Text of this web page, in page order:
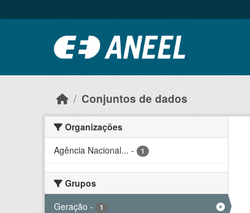
Conjuntos de dados
Organizações
Agência Nacional... - 1
Grupos
Geração - 1